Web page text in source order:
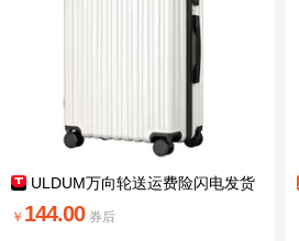
ULDUM万向轮送运费险闪电发货
￥ 144.00 券后